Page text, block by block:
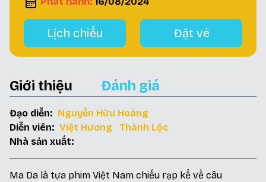
Lịch chiếu Đặt vé
Giới thiệu Đánh giá
Đạo diễn: Nguyễn Hữu Hoàng
Diễn viên: Việt Hương
Thành Lộc
Nhà sản xuất:
Ma Da là tựa phim Việt Nam chiếu rạp kể về câu